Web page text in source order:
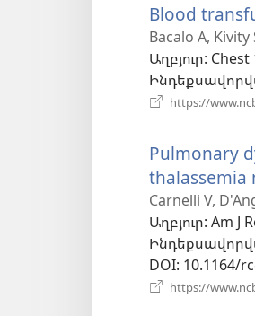
Blood
Bacalo A,
Աղբյուր‎: Chest
https://
Pulmonary
thalassemia
Carnelli V,
Աղբյուր‎: Am J
DOI‎: 10.1164/
https://